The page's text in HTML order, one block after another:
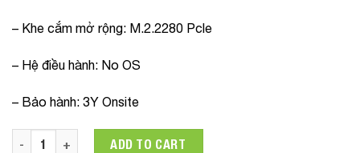
– Khe cắm mở rộng: M.2.2280 Pcle
– Hệ điều hành: No OS
– Bảo hành: 3Y Onsite
Máy tính để bàn Lenovo Thinkstation P350 Tower -
ADD TO CART